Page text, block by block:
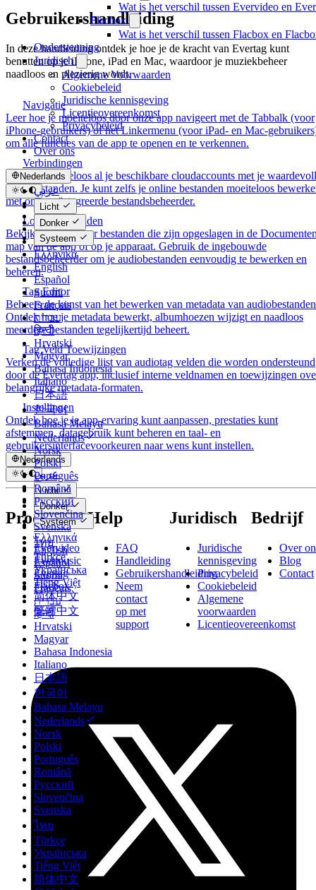
Wat is het verschil tussen Evervideo en
Flacbox
Wat is het verschil tussen Flacbox en
Ondersteuning
Juridisch
Algemene Voorwaarden
Cookiebeleid
Juridische kennisgeving
Licentieovereenkomst
Privacybeleid
Contact
Over ons
Nederlands
عربي
Català
Čeština
Dansk
Deutsch
Ελληνικά
English
Español
Suomi
Français
עברית
हिन्दी
Hrvatski
Magyar
Bahasa Indonesia
Italiano
日本語
한국어
Bahasa Melayu
Nederlands
Norsk
Polski
Português
Română
Русский
Slovenčina
Svenska
ไทย
Türkçe
Українська
Tiếng Việt
简体中文
繁體中文
Licht
Donker
Systeem
Gebruikershandleiding
In deze handleiding ontdek je hoe je de kracht van Evertag kunt
benutten op je iPhone, iPad en Mac, waardoor je muziekbeheer
naadloos en plezierig wordt.
Navigatie
Leer hoe je moeiteloos door onze app navigeert met de Tabbalk (voor
iPhone-gebruikers) of het Linkermenu (voor iPad- en Mac-
om alle functies van de app te openen en te verkennen.
Verbindingen
Verbind moeiteloos al je beschikbare cloudaccounts met je
audiobestanden. Je kunt zelfs je online bestanden moeiteloos
met onze geïntegreerde bestandsbeheerder.
Lokale Bestanden
Bekijk en organiseer bestanden die zijn opgeslagen in de
map van de app of op je apparaat. Gebruik de ingebouwde
bestandsbeheerder om je audiobestanden eenvoudig te bewerken en
beheren.
Tag Editor
Beheers de kunst van het bewerken van metadata van
Ontdek hoe je metadata bewerkt, albumhoezen wijzigt en naadloos
meerdere bestanden tegelijkertijd beheert.
Tag Veld Toewijzingen
Verken de volledige lijst van audiotag velden die worden ondersteund
door de Evertag app, inclusief interne veldnamen en toewijzingen
belangrijke metadata-formaten.
Instellingen
Ontdek hoe je je app-ervaring kunt aanpassen, prestaties kunt
afstemmen, datagebruik kunt beheren en taal- en
gebruikersinterfacevoorkeuren naar wens kunt instellen.
Nederlands
عربي
Català
Čeština
Dansk
Deutsch
Ελληνικά
English
Español
Suomi
Français
עברית
हिन्दी
Hrvatski
Magyar
Bahasa Indonesia
Italiano
日本語
한국어
Bahasa Melayu
Nederlands
Norsk
Polski
Português
Română
Русский
Slovenčina
Svenska
ไทย
Türkçe
Українська
Tiếng Việt
简体中文
Licht
Donker
Systeem
Producten
Evervideo
Evermusic
Evertag
Flacbox
Help
FAQ
Handleiding
Gebruikershandleiding
Neem
contact
op met
support
Juridisch
Juridische
kennisgeving
Privacybeleid
Cookiebeleid
Algemene
voorwaarden
Licentieovereenkomst
Bedrijf
Over
Blog
Contact